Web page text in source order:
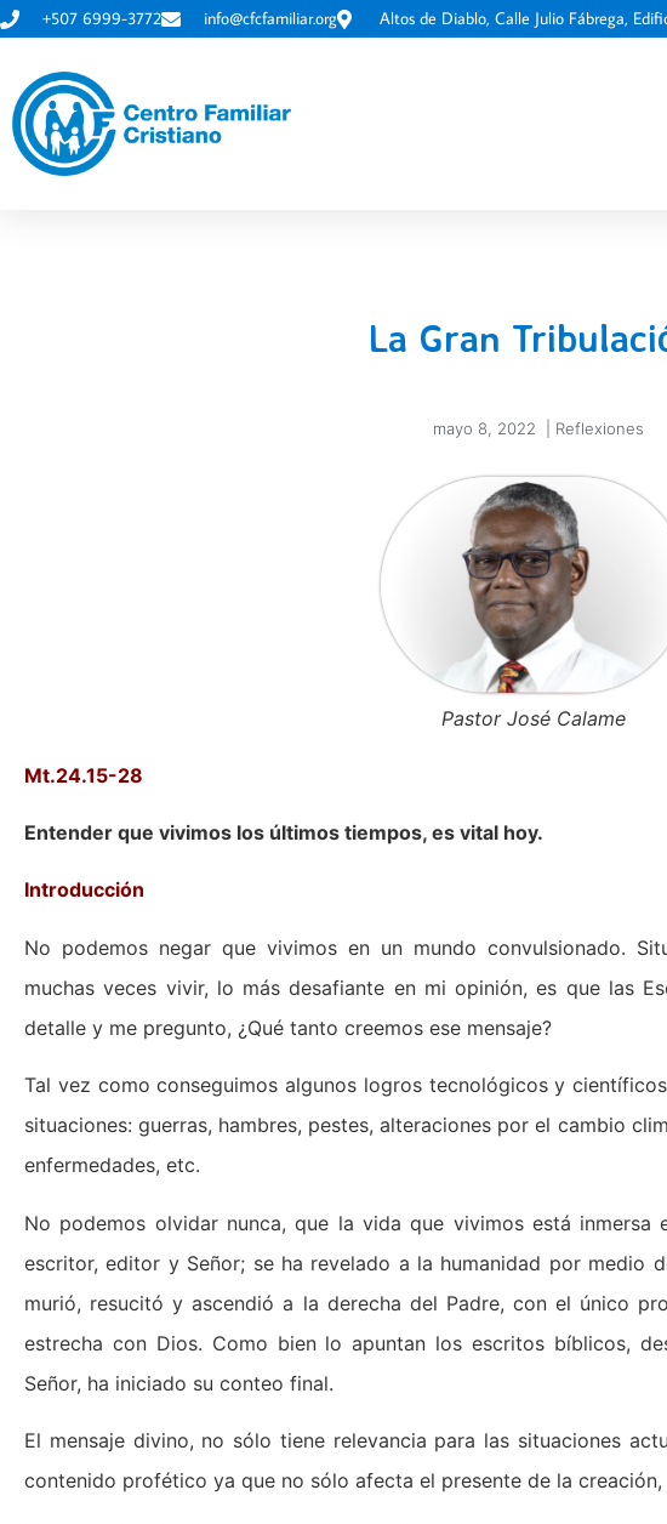
+507 6999-3772 info@cfcfamiliar.org Altos de Diablo, Calle Julio Fábrega,
La Gran
mayo 8, 2022 Reflexiones
Pastor José Calame
Mt.24.15-28
Entender que vivimos los últimos tiempos, es vital hoy.
Introducción
No podemos negar que vivimos en un mundo convulsionado.
muchas veces vivir, lo más desafiante en mi opinión, es que las
detalle y me pregunto, ¿Qué tanto creemos ese mensaje?
Tal vez como conseguimos algunos logros tecnológicos y
situaciones: guerras, hambres, pestes, alteraciones por el cambio
enfermedades, etc.
No podemos olvidar nunca, que la vida que vivimos está
escritor, editor y Señor; se ha revelado a la humanidad por medio
murió, resucitó y ascendió a la derecha del Padre, con el único
estrecha con Dios. Como bien lo apuntan los escritos bíblicos,
Señor, ha iniciado su conteo final.
El mensaje divino, no sólo tiene relevancia para las situaciones
contenido profético ya que no sólo afecta el presente de la